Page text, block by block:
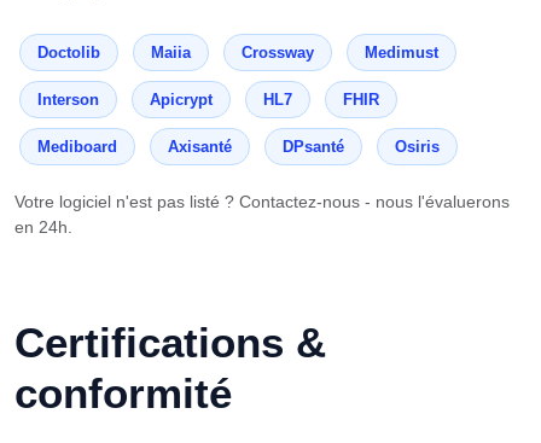
Doctolib Maiia Crossway Medimust
Interson Apicrypt HL7 FHIR
Mediboard Axisanté DPsanté Osiris
Votre logiciel n'est pas listé ? Contactez-nous - nous l'évaluerons
en 24h.
Certifications &
conformité